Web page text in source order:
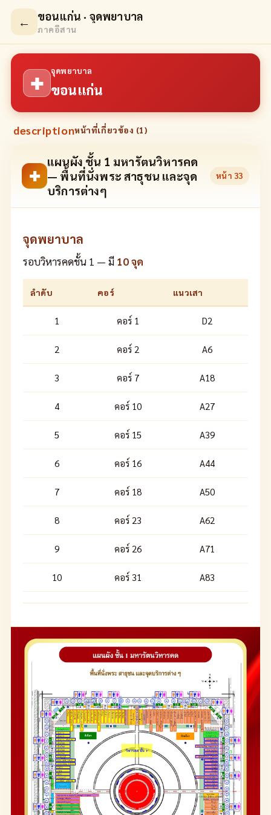
← ขอนแก่น · จุดพยาบาล
ภาคอีสาน
✚
จุดพยาบาล
ขอนแก่น
descriptionหน้าที่เกี่ยวข้อง (1)
✚
แผนผัง ชั้น 1 มหารัตนวิหารคด
— พื้นที่นั่งพระ สาธุชน และจุด
บริการต่างๆ
หน้า 33
จุดพยาบาล
รอบวิหารคดชั้น 1 — มี 10 จุด
ลำดับ คอร์ แนวเสา
1 คอร์ 1 D2
2 คอร์ 2 A6
3 คอร์ 7 A18
4 คอร์ 10 A27
5 คอร์ 15 A39
6 คอร์ 16 A44
7 คอร์ 18 A50
8 คอร์ 23 A62
9 คอร์ 26 A71
10 คอร์ 31 A83